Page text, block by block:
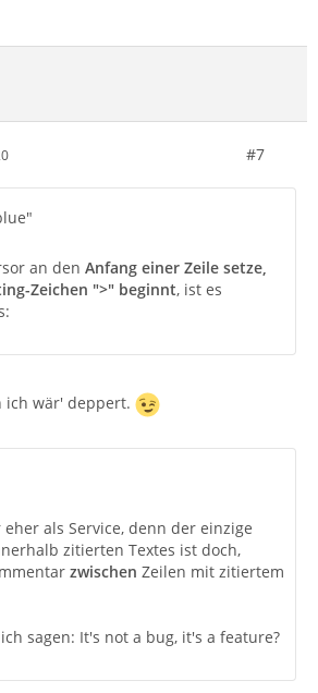
#7
an den Anfang einer Zeile setze,
Zeichen ">" beginnt, ist es
ich wär' deppert.
eher als Service, denn der einzige
zitierten Textes ist doch,
zwischen Zeilen mit zitiertem
sagen: It's not a bug, it's a feature?